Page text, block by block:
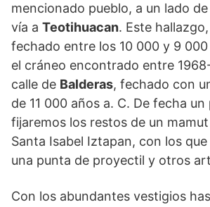
mencionado pueblo, a un lado
vía a Teotihuacan. Este
fechado entre los 10 000 y 9 000
el cráneo encontrado entre
calle de Balderas, fechado con
de 11 000 años a. C. De fecha
fijaremos los restos de un
Santa Isabel Iztapan, con los
una punta de proyectil y otros
Con los abundantes vestigios